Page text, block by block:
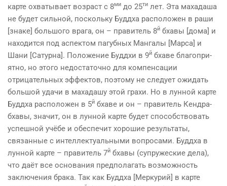
карте охватыва­ет возраст с 8ми до 25ти лет. Эта махадаша
не будет сильной, поскольку Буддха расположен в раши
[знаке] большого врага, он – правитель 8й бхавы [дома] и
находится под аспектом пагубных Мангалы [Марса] и
Шани [Сатурна]. Положение Буддхи в 9й бхаве благопри­
ятно, но этого недостаточно для компенсации
отрицательных эффектов, поэтому не следует ожидать
большой удачи в махадашу этой грахи. Но в лунной карте
Буддха расположен в 5й бхаве и он – правитель Кендра-
бхавы, значит, он в лунной карте будет способствовать
успешной учёбе и обеспечит хорошие результаты,
связанные с интеллектуальными вопросами. Буддха в
лунной карте – правитель 7й бхавы (супружеские дела),
что даёт все основания предполагать возможность
заключения брака. Так как Буддха [Меркурий] в карте